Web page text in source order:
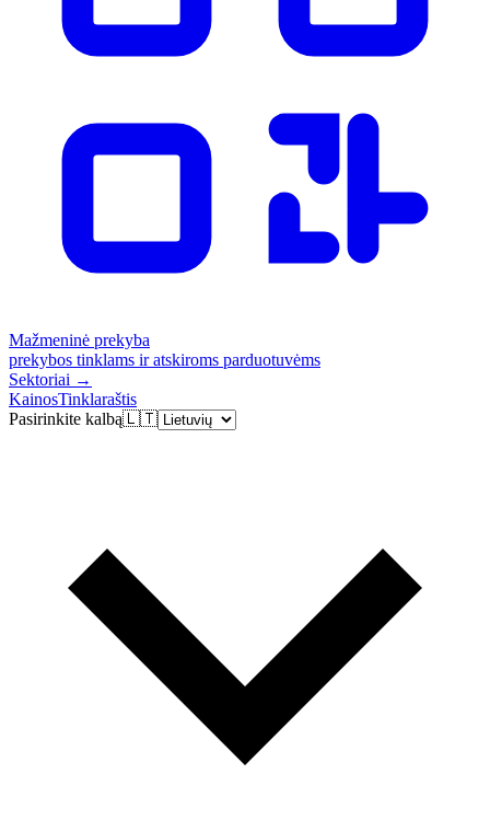
Mažmeninė prekyba
prekybos tinklams ir atskiroms parduotuvėms
Sektoriai →
KainosTinklaraštis
Pasirinkite kalbą🇱🇹